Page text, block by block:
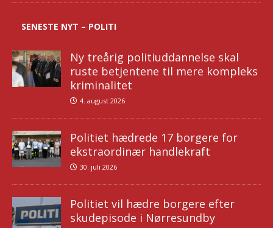
SENESTE NYT – POLITI
Ny treårig politiuddannelse skal
ruste betjentene til mere kompleks
kriminalitet
4. august 2026
Politiet hædrede 17 borgere for
ekstraordinær handlekraft
30. juli 2026
Politiet vil hædre borgere efter
skudepisode i Nørresundby